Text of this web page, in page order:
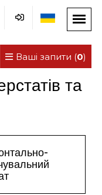
Ваші запити (0)
та